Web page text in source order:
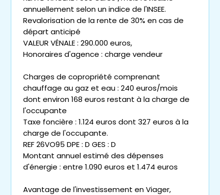
annuellement selon un indice de l'INSEE.
Revalorisation de la rente de 30% en cas de
départ anticipé
VALEUR VÉNALE : 290.000 euros,
Honoraires d'agence : charge vendeur
Charges de copropriété comprenant
chauffage au gaz et eau : 240 euros/mois
dont environ 168 euros restant à la charge de
l'occupante
Taxe foncière : 1.124 euros dont 327 euros à la
charge de l'occupante.
REF 26VO95 DPE : D GES : D
Montant annuel estimé des dépenses
d'énergie : entre 1.090 euros et 1.474 euros
Avantage de l'investissement en Viager,